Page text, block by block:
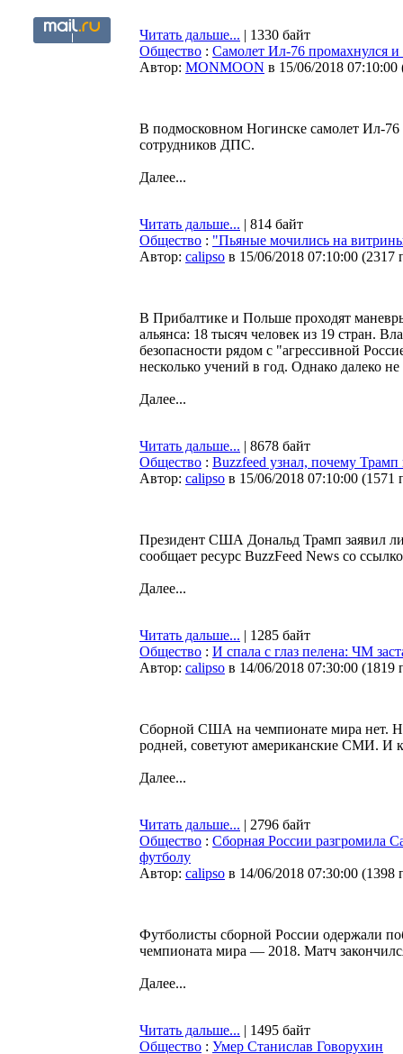
Читать дальше... | 1330 байт
Общество : Самолет Ил-76 промахнулся
Автор: MONMOON в 15/06/2018 07:10:00
В подмосковном Ногинске самолет Ил-
сотрудников ДПС.
Далее...
Читать дальше... | 814 байт
Общество : "Пьяные мочились на
Автор: calipso в 15/06/2018 07:10:00 (2317
В Прибалтике и Польше проходят
альянса: 18 тысяч человек из 19 стран.
безопасности рядом с "агрессивной
несколько учений в год. Однако далеко
Далее...
Читать дальше... | 8678 байт
Общество : Buzzfeed узнал, почему
Автор: calipso в 15/06/2018 07:10:00 (1571
Президент США Дональд Трамп заявил
сообщает ресурс BuzzFeed News со
Далее...
Читать дальше... | 1285 байт
Общество : И спала с глаз пелена: ЧМ
Автор: calipso в 14/06/2018 07:30:00 (1819
Сборной США на чемпионате мира нет.
родней, советуют американские СМИ. И
Далее...
Читать дальше... | 2796 байт
Общество : Сборная России разгромила
футболу
Автор: calipso в 14/06/2018 07:30:00 (1398
Футболисты сборной России одержали
чемпионата мира — 2018. Матч
Далее...
Читать дальше... | 1495 байт
Общество : Умер Станислав Говорухин